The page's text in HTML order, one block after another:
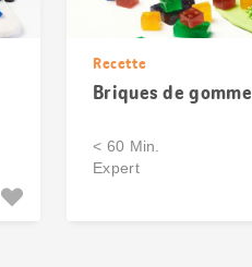
Recette
Briques de gomme
< 60 Min.
Expert